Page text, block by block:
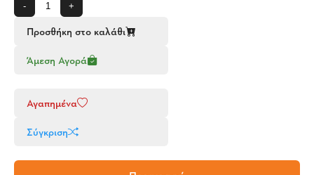
- +
Προσθήκη στο καλάθι
Άμεση Αγορά
Αγαπημένα
Σύγκριση